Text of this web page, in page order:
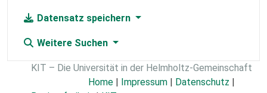
Datensatz speichern
Weitere Suchen
KIT – Die Universität in der Helmholtz-Gemeinschaft
Home | Impressum | Datenschutz |